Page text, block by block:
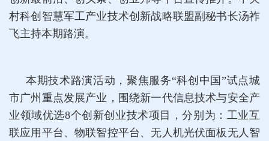
村科创智慧军工产业技术创新战略联盟副秘书长汤祚
飞主持本期路演。
本期技术路演活动，聚焦服务“科创中国”试点城
市广州重点发展产业，围绕新一代信息技术与安全产
业领域优选8个创新创业技术项目，分别为：工业互
联应用平台、物联智控平台、无人机光伏面板无人智